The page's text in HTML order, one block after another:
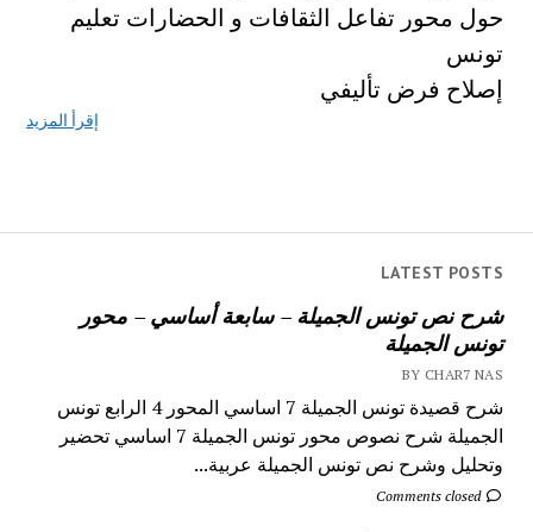
LATEST POSTS
شرح نص تونس الجميلة – سابعة أساسي – محور
تونس الجميلة
BY CHAR7 NAS
شرح قصيدة تونس الجميلة 7 اساسي المحور 4 الرابع تونس
الجميلة شرح نصوص محور تونس الجميلة 7 اساسي تحضير
وتحليل وشرح نص تونس الجميلة عربية...
Comments closed
حول محور تفاعل الثقافات و الحضارات تعليم
تونس
إصلاح فرض تأليفي
إقرأ المزيد